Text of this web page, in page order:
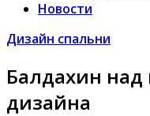
Новости
Дизайн спальни
Балдахин
дизайна